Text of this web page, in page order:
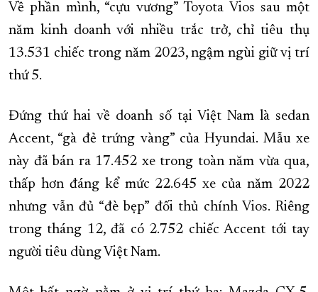
Về phần mình, “cựu vương” Toyota Vios sau một
năm kinh doanh với nhiều trắc trở, chỉ tiêu thụ
13.531 chiếc trong năm 2023, ngậm ngùi giữ vị trí
thứ 5.
Đứng thứ hai về doanh số tại Việt Nam là sedan
Accent, “gà đẻ trứng vàng” của Hyundai. Mẫu xe
này đã bán ra 17.452 xe trong toàn năm vừa qua,
thấp hơn đáng kể mức 22.645 xe của năm 2022
nhưng vẫn đủ “đè bẹp” đối thủ chính Vios. Riêng
trong tháng 12, đã có 2.752 chiếc Accent tới tay
người tiêu dùng Việt Nam.